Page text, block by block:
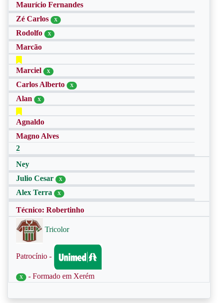
Maurício Fernandes
Zé Carlos
X
Rodolfo X
Marcão
Marciel X
Carlos Alberto X
Alan X
Agnaldo
Magno Alves
2
Ney
Julio Cesar
X
Alex Terra X
Técnico: Robertinho
Tricolor
Patrocínio -
X - Formado em Xerém